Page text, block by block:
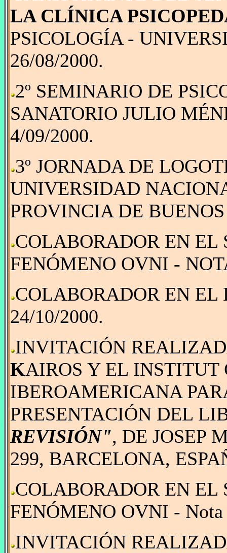
LA CLÍNICA
PSICOLOGÍA -
26/08/2000.
2º SEMINARIO DE
SANATORIO JULIO
4/09/2000.
3º JORNADA DE
UNIVERSIDAD
PROVINCIA DE
COLABORADOR EN
FENÓMENO OVNI -
COLABORADOR EN
24/10/2000.
INVITACIÓN
KAIROS Y EL INSTITUT
IBEROAMERICANA
PRESENTACIÓN DEL
REVISIÓN", DE JOSEP
299, BARCELONA,
COLABORADOR EN
FENÓMENO OVNI -
INVITACIÓN